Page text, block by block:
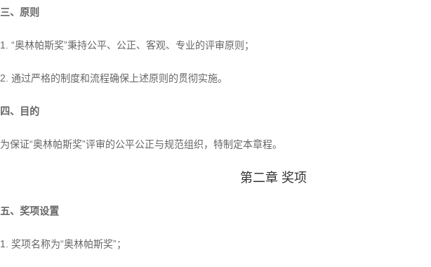
三、原则
1. “奥林帕斯奖”秉持公平、公正、客观、专业的评审原则；
2. 通过严格的制度和流程确保上述原则的贯彻实施。
四、目的
为保证“奥林帕斯奖”评审的公平公正与规范组织，特制定本章程。
第二章 奖项
五、奖项设置
1. 奖项名称为“奥林帕斯奖”；